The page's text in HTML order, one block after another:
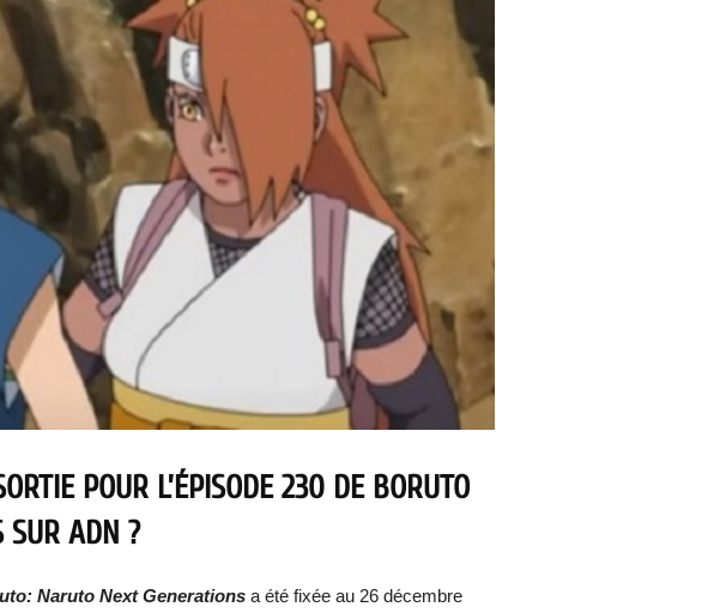
POUR L’ÉPISODE 230 DE BORUTO
SUR ADN ?
Naruto Next Generations a été fixée au 26 décembre